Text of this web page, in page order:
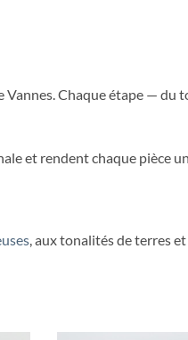
Chaque étape — du
et rendent chaque pièce
, aux tonalités de terres